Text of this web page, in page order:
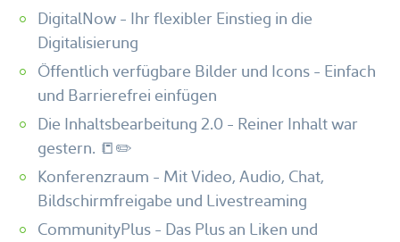
DigitalNow - Ihr flexibler Einstieg in die
Digitalisierung
Öffentlich verfügbare Bilder und Icons - Einfach
und Barrierefrei einfügen
Die Inhaltsbearbeitung 2.0 - Reiner Inhalt war
gestern. 📒✏️
Konferenzraum - Mit Video, Audio, Chat,
Bildschirmfreigabe und Livestreaming
CommunityPlus - Das Plus an Liken und